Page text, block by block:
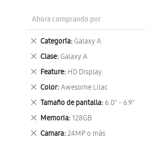
Ahora comprando por
Categoría Galaxy A
Eliminar
este
artículo
Clase Galaxy A
Eliminar
este
artículo
Feature HD Display
Eliminar
este
artículo
Color Awesome Lilac
Eliminar
este
artículo
Tamaño de pantalla 6.0" - 6.9"
Eliminar
este
artículo
Memoria 128GB
Eliminar
este
artículo
Camara 24MP o más
Eliminar